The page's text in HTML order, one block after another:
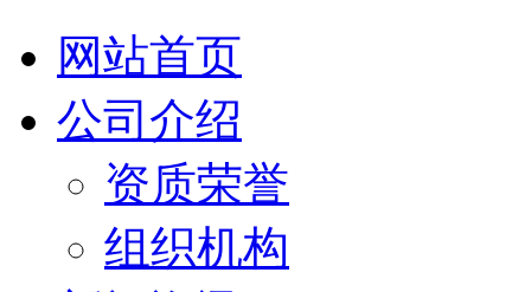
网站首页
公司介绍
资质荣誉
组织机构